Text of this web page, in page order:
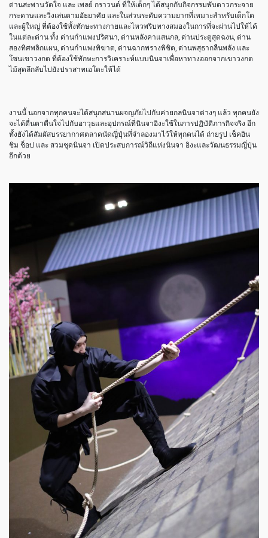
ด่านสะพานวัดใจ และ เพลย์ กราวนด์ ที่ให้เด็กๆ ได้สนุกกับกิจกรรมพับดาวกระจาย
กระดาษและวิ่งเล่นตามอัธยาศัย และในส่วนระดับความยากที่เหมาะสำหรับเด็กโต
และผู้ใหญ่ ที่ต้องใช้ทั้งทักษะทางกายและไหวพริบทางสมองในการที่จะผ่านไปให้ได้
ในแต่ละด่าน ทั้ง ด่านกำแพงปริศนา, ด่านหลังคาแสนกล, ด่านประตูสุดฉงน, ด่าน
สองทิศพลิกแผน, ด่านกำแพงพิฆาต, ด่านฉากพรางพิชิต, ด่านพสุธากลืนพลัง และ
โซนเขาวงกต ที่ต้องใช้ทักษะการวิเคราะห์แบบนินจาเพื่อหาทางออกจากเขาวงกต
ไม้สุดลึกลับไปยังปราสาทเอโดะให้ได้
งานนี้ นอกจากทุกคนจะได้สนุกสนานผจญภัยไปกับค่ายกลนินจาต่างๆ แล้ว ทุกคนยัง
จะได้ตื่นตาตื่นใจไปกับอาวุธและอุปกรณ์ที่นินจาอิงะใช้ในการปฏิบัติภารกิจจริง อีก
ทั้งยังได้สัมผัสบรรยากาศตลาดนัดญี่ปุ่นที่จำลองมาไว้ให้ทุกคนได้ ถ่ายรูป เช็คอิน
ชิม ช็อป และ สวมชุดนินจา เปิดประสบการณ์วิถีแห่งนินจา อิงะและวัฒนธรรมญี่ปุ่น
อีกด้วย